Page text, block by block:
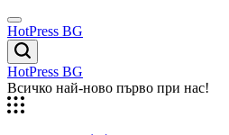
Skip
to
content
Menu
HotPress BG
Търсене
HotPress BG
Всичко най-ново първо при нас!